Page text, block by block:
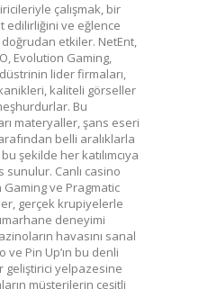
çalışmak, bir
edilirliğini ve eğlence
doğrudan etkiler. NetEnt,
Evolution Gaming,
lider firmaları,
kaliteli görseller
Bu
materyaller, şans eseri
belli aralıklarla
şekilde her katılımcıya
sunulur. Canlı casino
Gaming ve Pragmatic
gerçek krupiyelerle
deneyimi
havasını sanal
ve Pin Up’ın bu denli
geliştirici yelpazesine
müşterilerin çeşitli